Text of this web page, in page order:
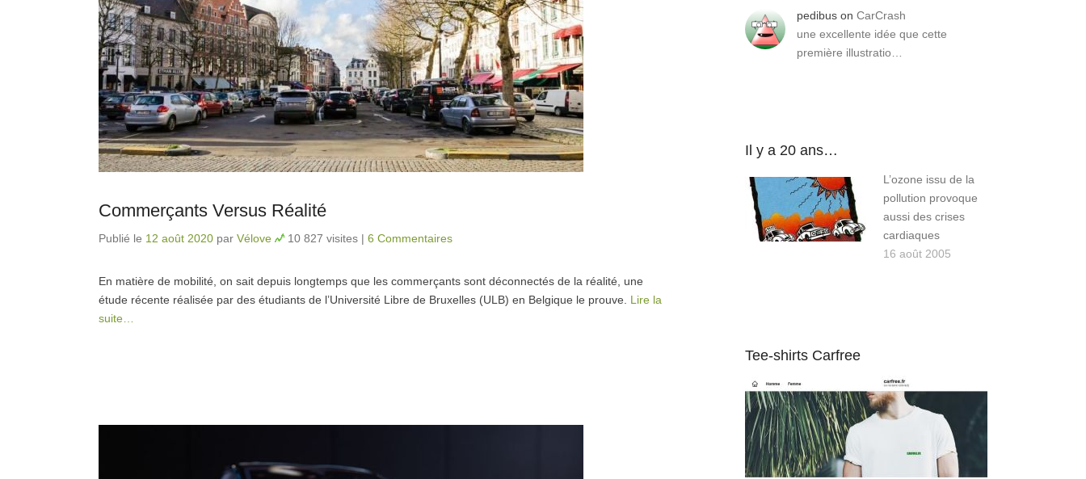
Commerçants Versus Réalité
Publié le 12 août 2020 par Vélove 10 827 visites | 6 Commentaires
En matière de mobilité, on sait depuis longtemps que les commerçants sont déconnectés de la réalité, une
étude récente réalisée par des étudiants de l’Université Libre de Bruxelles (ULB) en Belgique le prouve. Lire la
suite…
pedibus on CarCrash
une excellente idée que cette
première illustratio…
Il y a 20 ans…
L’ozone issu de la
pollution provoque
aussi des crises
cardiaques
16 août 2005
Tee-shirts Carfree